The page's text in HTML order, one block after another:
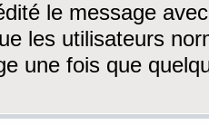
le message
les utilisateurs
une fois que